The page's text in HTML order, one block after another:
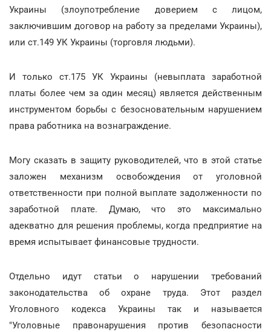
Украины (злоупотребление доверием с лицом,
заключившим договор на работу за пределами Украины),
или ст.149 УК Украины (торговля людьми).
И только ст.175 УК Украины (невыплата заработной
платы более чем за один месяц) является действенным
инструментом борьбы с безосновательным нарушением
права работника на вознаграждение.
Могу сказать в защиту руководителей, что в этой статье
заложен механизм освобождения от уголовной
ответственности при полной выплате задолженности по
заработной плате. Думаю, что это максимально
адекватно для решения проблемы, когда предприятие на
время испытывает финансовые трудности.
Отдельно идут статьи о нарушении требований
законодательства об охране труда. Этот раздел
Уголовного кодекса Украины так и называется
"Уголовные правонарушения против безопасности